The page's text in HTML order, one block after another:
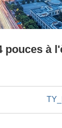
pouces à